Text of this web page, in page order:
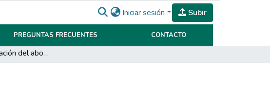
Iniciar sesión Subir
PREGUNTAS FRECUENTES CONTACTO
La despenalización del aborto en Argentina.